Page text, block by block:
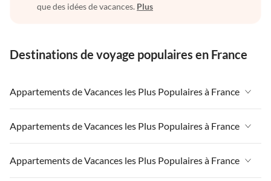
que des idées de vacances. Plus
Destinations de voyage populaires en France
Appartements de Vacances les Plus Populaires à France
Appartements de Vacances à France
Appartements de Vacances à Paris-Ile de France
Appartements de Vacances à Paris
Appartements de Vacances les Plus Populaires à France
Appartements de Vacances à France
Appartements de Vacances les Plus Populaires à France